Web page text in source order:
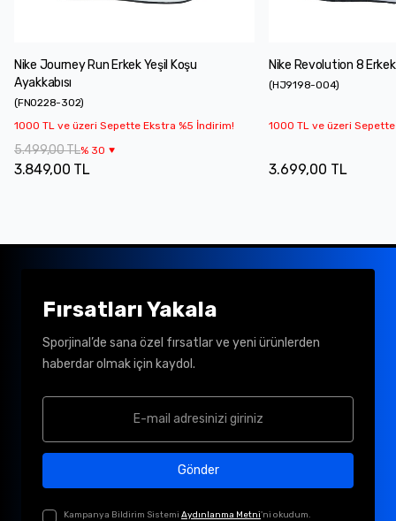
Nike Journey Run Erkek Yeşil Koşu
Ayakkabısı
(FN0228-302)
1000 TL ve üzeri Sepette Ekstra %5 İndirim!
5.499,00 TL% 30
3.849,00 TL
Nike Revolution 8 Erkek
(HJ9198-004)
1000 TL ve üzeri
3.699,00 TL
Fırsatları Yakala
Sporjinal’de sana özel fırsatlar ve yeni ürünlerden
haberdar olmak için kaydol.
Gönder
Kampanya Bildirim Sistemi Aydınlanma Metni'ni okudum.